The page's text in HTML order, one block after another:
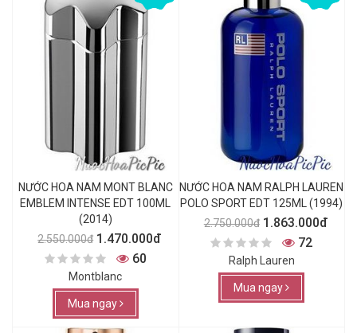
NƯỚC HOA NAM MONT BLANC
EMBLEM INTENSE EDT 100ML
(2014)
2.550.000đ 1.470.000đ
60
Montblanc
Mua ngay
NƯỚC HOA NAM RALPH LAUREN
POLO SPORT EDT 125ML (1994)
2.750.000đ 1.863.000đ
72
Ralph Lauren
Mua ngay